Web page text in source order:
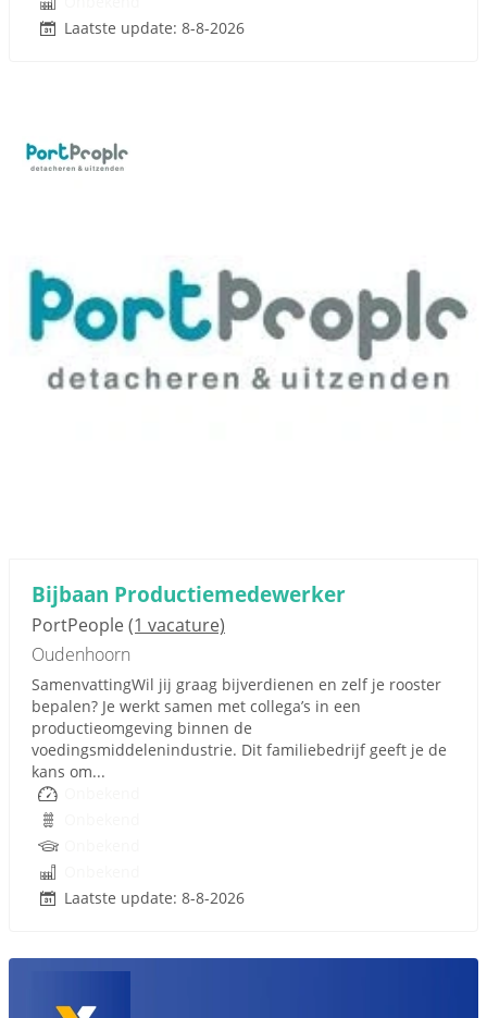
Laatste update: 8-8-2026
Bijbaan Productiemedewerker
PortPeople(1 vacature)
Oudenhoorn
SamenvattingWil jij graag bijverdienen en zelf je rooster
bepalen? Je werkt samen met collega’s in een
productieomgeving binnen de
voedingsmiddelenindustrie. Dit familiebedrijf geeft je de
kans om...
Laatste update: 8-8-2026